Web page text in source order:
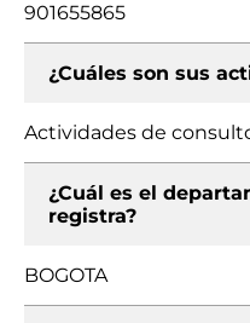
901655865
¿Cuáles son sus
Actividades de
¿Cuál es el
registra?
BOGOTA